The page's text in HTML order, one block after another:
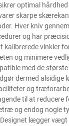
optimal
skarpe
Hver kniv
og har
kalibrerede vinkler
og minimere
med de
dermed alsidige
og
til at reducere
og endog nogle
lægger